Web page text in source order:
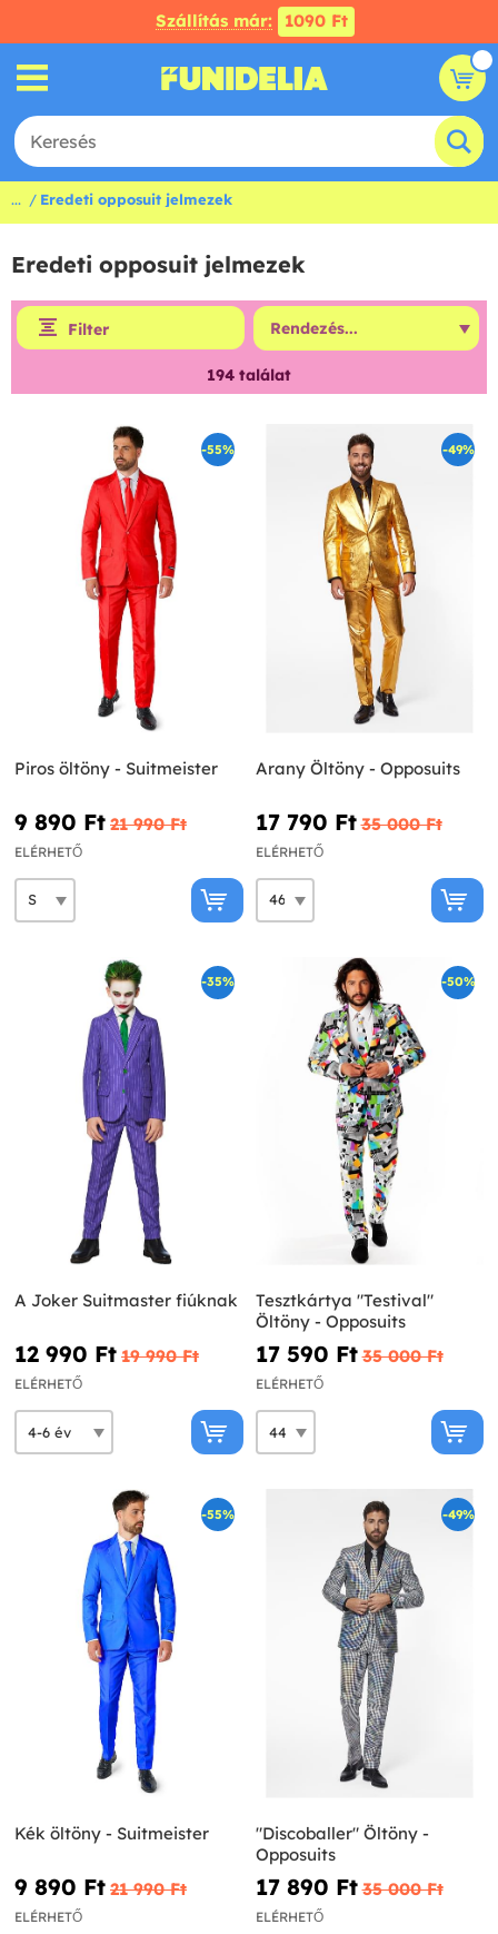
Szállítás már: 1090 Ft
... Eredeti opposuit jelmezek
Eredeti opposuit jelmezek
Filter
194 találat
-55%
Piros öltöny - Suitmeister
9 890 Ft‎ 21 990 Ft‎
ELÉRHETŐ
-49%
Arany Öltöny - Opposuits
17 790 Ft‎ 35 000 Ft‎
ELÉRHETŐ
-35%
A Joker Suitmaster fiúknak
12 990 Ft‎ 19 990 Ft‎
ELÉRHETŐ
-50%
Tesztkártya "Testival"
Öltöny - Opposuits
17 590 Ft‎ 35 000 Ft‎
ELÉRHETŐ
-55%
Kék öltöny - Suitmeister
9 890 Ft‎ 21 990 Ft‎
ELÉRHETŐ
-49%
"Discoballer" Öltöny -
Opposuits
17 890 Ft‎ 35 000 Ft‎
ELÉRHETŐ